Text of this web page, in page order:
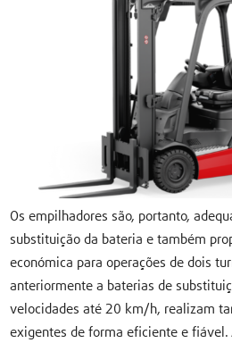
Os empilhadores são, portanto,
substituição da bateria e também
económica para operações de dois
anteriormente a baterias de
velocidades até 20 km/h, realizam
exigentes de forma eficiente e fiável.